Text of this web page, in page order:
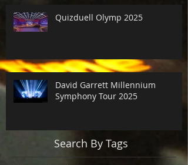
Quizduell Olymp 2025
David Garrett Millennium
Symphony Tour 2025
Search By Tags